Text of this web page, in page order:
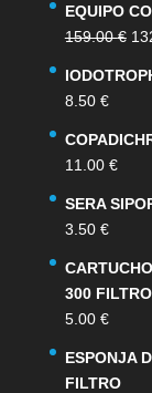
EQUIPO
159.00€ El
8.50 €
11.00 €
SERA
3.50 €
300
5.00 €
ESPONJA
FILTRO